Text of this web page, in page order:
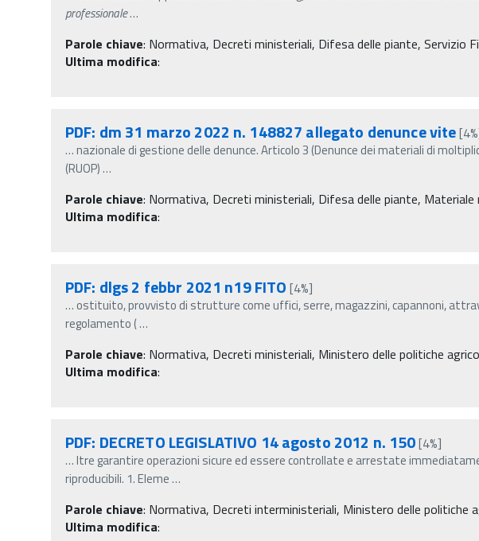
professionale…
Parole chiave: Normativa, Decreti ministeriali, Difesa delle piante, Servizio
Ultima modifica:
PDF: dm 31 marzo 2022 n. 148827 allegato denunce vite
…nazionale di gestione delle denunce. Articolo 3 (Denunce dei materiali di
(RUOP)…
Parole chiave: Normativa, Decreti ministeriali, Difesa delle piante, Materiale
Ultima modifica:
PDF: dlgs 2 febbr 2021 n19 FITO [4%]
… ostituito, provvisto di strutture come uffici, serre, magazzini, capannoni,
regolamento (…
Parole chiave: Normativa, Decreti ministeriali, Ministero delle politiche
Ultima modifica:
PDF: DECRETO LEGISLATIVO 14 agosto 2012 n. 150[4%]
…ltre garantire operazioni sicure ed essere controllate e arrestate
riproducibili. 1. Eleme…
Parole chiave: Normativa, Decreti interministeriali, Ministero delle
Ultima modifica: